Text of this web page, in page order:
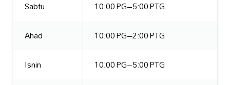
Sabtu
10:00 PG–5:00 PTG
Ahad
10:00 PG–2:00 PTG
Isnin
10:00 PG–5:00 PTG